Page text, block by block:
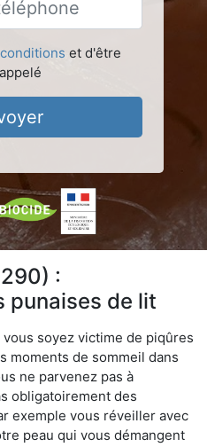
conditions et d'être
:
punaises de lit
soyez victime de piqûres
moments de sommeil dans
ne parvenez pas à
obligatoirement des
exemple vous réveiller avec
peau qui vous démangent